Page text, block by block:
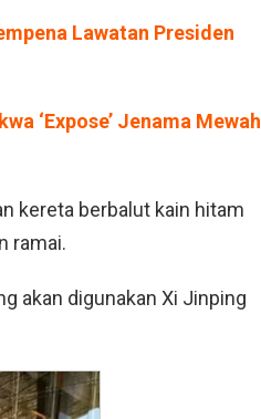
Lawatan Presiden
‘Expose’ Jenama Mewah
kereta berbalut kain hitam
ramai.
akan digunakan Xi Jinping